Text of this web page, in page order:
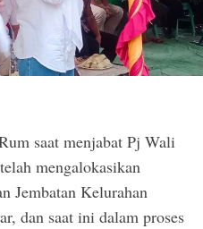
saat menjabat Pj Wali
mengalokasikan
Jembatan Kelurahan
dan saat ini dalam proses